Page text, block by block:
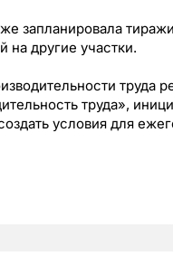
запланировала
другие участки.
труда
труда»,
условия для